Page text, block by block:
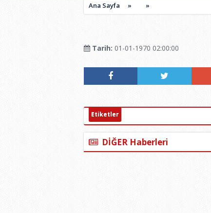
Ana Sayfa » »
Tarih: 01-01-1970 02:00:00
Etiketler
DİĞER Haberleri